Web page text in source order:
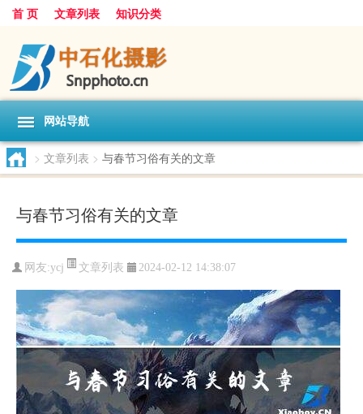
首 页 文章列表 知识分类
网站导航
> 文章列表 > 与春节习俗有关的文章
与春节习俗有关的文章
网友:ycj 文章列表 2024-02-12 14:38:07